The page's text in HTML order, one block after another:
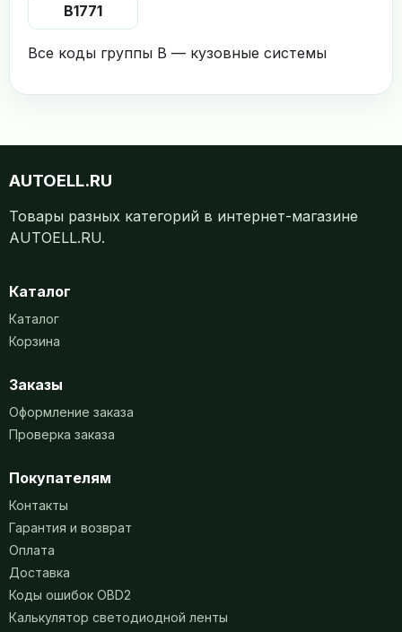
B1771
Все коды группы B — кузовные системы
AUTOELL.RU
Товары разных категорий в интернет-магазине
AUTOELL.RU.
Каталог
Каталог
Корзина
Заказы
Оформление заказа
Проверка заказа
Покупателям
Контакты
Гарантия и возврат
Оплата
Доставка
Коды ошибок OBD2
Калькулятор светодиодной ленты